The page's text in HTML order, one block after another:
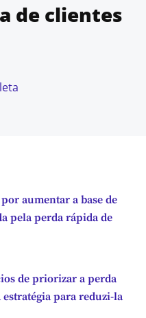
de clientes
aumentar a base de
pela perda rápida de
de priorizar a perda
para reduzi-la